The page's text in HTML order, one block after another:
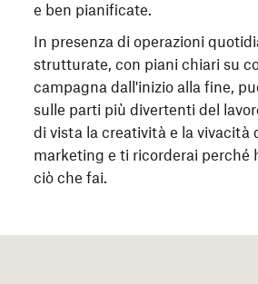
e ben pianificate.
In presenza di operazioni
strutturate, con piani chiari su
campagna dall'inizio alla fine,
sulle parti più divertenti del
di vista la creatività e la vivacità
marketing e ti ricorderai perché
ciò che fai.